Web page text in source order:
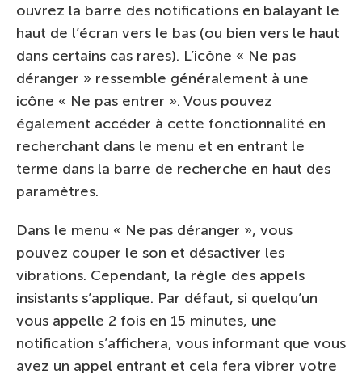
ouvrez la barre des notifications en balayant le
haut de l’écran vers le bas (ou bien vers le haut
dans certains cas rares). L’icône « Ne pas
déranger » ressemble généralement à une
icône « Ne pas entrer ». Vous pouvez
également accéder à cette fonctionnalité en
recherchant dans le menu et en entrant le
terme dans la barre de recherche en haut des
paramètres.
Dans le menu « Ne pas déranger », vous
pouvez couper le son et désactiver les
vibrations. Cependant, la règle des appels
insistants s’applique. Par défaut, si quelqu’un
vous appelle 2 fois en 15 minutes, une
notification s’affichera, vous informant que vous
avez un appel entrant et cela fera vibrer votre